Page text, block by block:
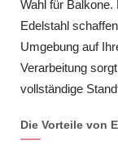
Wahl für
Edelstahl
Umgebung auf
Verarbeitung
vollständige
Die Vorteile von